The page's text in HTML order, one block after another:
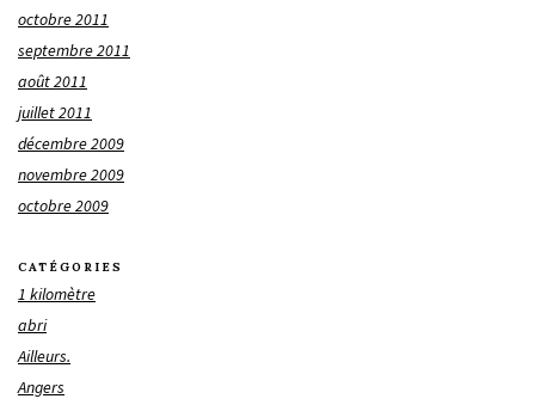
octobre 2011
septembre 2011
août 2011
juillet 2011
décembre 2009
novembre 2009
octobre 2009
CATÉGORIES
1 kilomètre
abri
Ailleurs.
Angers